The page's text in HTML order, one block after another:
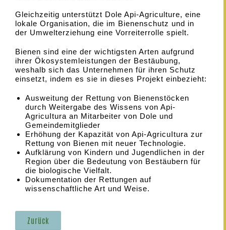
Gleichzeitig unterstützt Dole Api-Agriculture, eine
lokale Organisation, die im Bienenschutz und in
der Umwelterziehung eine Vorreiterrolle spielt.
Bienen sind eine der wichtigsten Arten aufgrund
ihrer Ökosystemleistungen der Bestäubung,
weshalb sich das Unternehmen für ihren Schutz
einsetzt, indem es sie in dieses Projekt einbezieht:
Ausweitung der Rettung von Bienenstöcken
durch Weitergabe des Wissens von Api-
AgricuItura an Mitarbeiter von Dole und
Gemeindemitglieder
Erhöhung der Kapazität von Api-AgricuItura zur
Rettung von Bienen mit neuer Technologie.
Aufklärung von Kindern und Jugendlichen in der
Region über die Bedeutung von Bestäubern für
die biologische Vielfalt.
Dokumentation der Rettungen auf
wissenschaftliche Art und Weise.
Zurück